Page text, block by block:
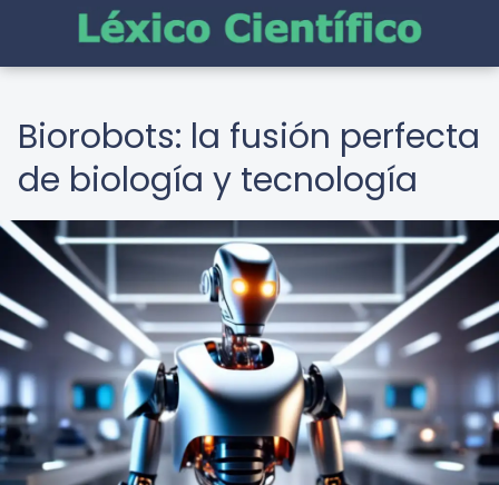
Biorobots: la fusión perfecta
de biología y tecnología